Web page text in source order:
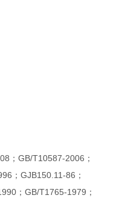
；GB/T10587-2006；
；GJB150.11-86；
；GB/T1765-1979；